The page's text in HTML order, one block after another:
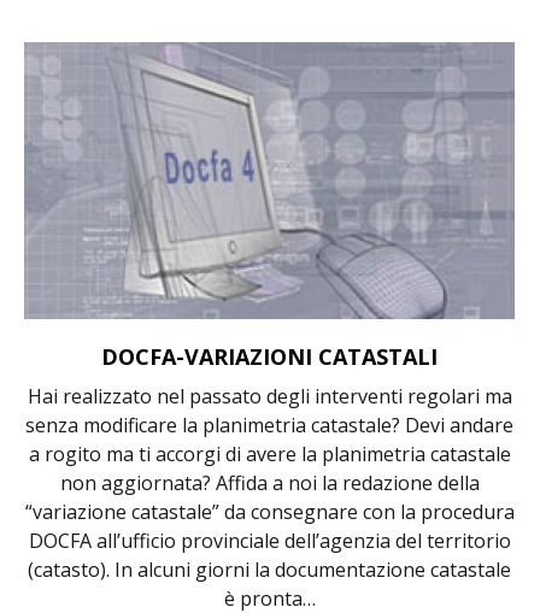
DOCFA-VARIAZIONI CATASTALI
Hai realizzato nel passato degli interventi regolari ma
senza modificare la planimetria catastale? Devi andare
a rogito ma ti accorgi di avere la planimetria catastale
non aggiornata? Affida a noi la redazione della
“variazione catastale” da consegnare con la procedura
DOCFA all’ufficio provinciale dell’agenzia del territorio
(catasto). In alcuni giorni la documentazione catastale
è pronta…